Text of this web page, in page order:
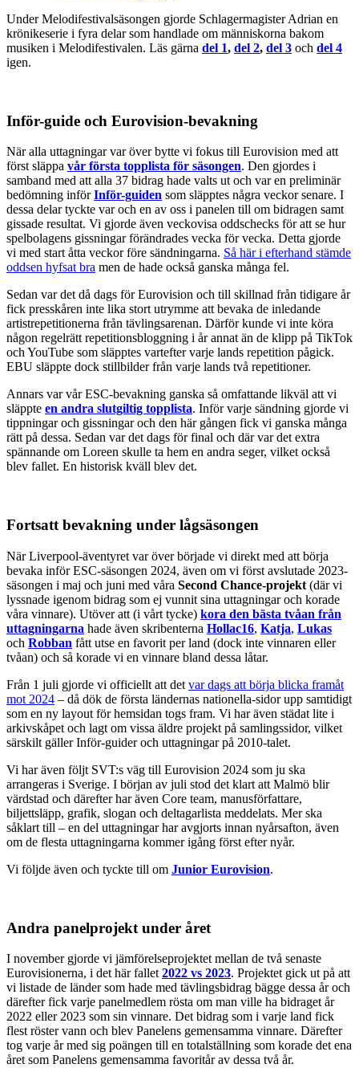
Under Melodifestivalsäsongen gjorde Schlagermagister Adrian en
krönikeserie i fyra delar som handlade om människorna bakom
musiken i Melodifestivalen. Läs gärna del 1, del 2, del 3 och del 4
igen.
Inför-guide och Eurovision-bevakning
När alla uttagningar var över bytte vi fokus till Eurovision med att
först släppa vår första topplista för säsongen. Den gjordes i
samband med att alla 37 bidrag hade valts ut och var en preliminär
bedömning införInför-guiden som släpptes några veckor senare. I
dessa delar tyckte var och en av oss i panelen till om bidragen samt
gissade resultat. Vi gjorde även veckovisa oddschecks för att se hur
spelbolagens gissningar förändrades vecka för vecka. Detta gjorde
vi med start åtta veckor före sändningarna. Så här i efterhand stämde
oddsen hyfsat bra men de hade också ganska många fel.
Sedan var det då dags för Eurovision och till skillnad från tidigare år
fick presskåren inte lika stort utrymme att bevaka de inledande
artistrepetitionerna från tävlingsarenan. Därför kunde vi inte köra
någon regelrätt repetitionsbloggning i år annat än de klipp på TikTok
och YouTube som släpptes vartefter varje lands repetition pågick.
EBU släppte dock stillbilder från varje lands två repetitioner.
Annars var vår ESC-bevakning ganska så omfattande likväl att vi
släppte en andra slutgiltig topplista. Inför varje sändning gjorde vi
tippningar och gissningar och den här gången fick vi ganska många
rätt på dessa. Sedan var det dags för final och där var det extra
spännande om Loreen skulle ta hem en andra seger, vilket också
blev fallet. En historisk kväll blev det.
Fortsatt bevakning under lågsäsongen
När Liverpool-äventyret var över började vi direkt med att börja
bevaka inför ESC-säsongen 2024, även om vi först avslutade 2023-
säsongen i maj och juni med våra Second Chance-projekt (där vi
lyssnade igenom bidrag som ej vunnit sina uttagningar och korade
våra vinnare). Utöver att (i vårt tycke) kora den bästa tvåan från
uttagningarna hade även skribenterna Hollac16, Katja, Lukas
och Robban fått utse en favorit per land (dock inte vinnaren eller
tvåan) och så korade vi en vinnare bland dessa låtar.
Från 1 juli gjorde vi officiellt att det var dags att börja blicka framåt
mot 2024 – då dök de första ländernas nationella-sidor upp samtidigt
som en ny layout för hemsidan togs fram. Vi har även städat lite i
arkivskåpet och lagt om vissa äldre projekt på samlingssidor, vilket
särskilt gäller Inför-guider och uttagningar på 2010-talet.
Vi har även följt SVT:s väg till Eurovision 2024 som ju ska
arrangeras i Sverige. I början av juli stod det klart att Malmö blir
värdstad och därefter har även Core team, manusförfattare,
biljettsläpp, grafik, slogan och deltagarlista meddelats. Mer ska
såklart till – en del uttagningar har avgjorts innan nyårsafton, även
om de flesta uttagningarna kommer igång först efter nyår.
Vi följde även och tyckte till om Junior Eurovision.
Andra panelprojekt under året
I november gjorde vi jämförelseprojektet mellan de två senaste
Eurovisionerna, i det här fallet 2022 vs 2023. Projektet gick ut på att
vi listade de länder som hade med tävlingsbidrag bägge dessa år och
därefter fick varje panelmedlem rösta om man ville ha bidraget år
2022 eller 2023 som sin vinnare. Det bidrag som i varje land fick
flest röster vann och blev Panelens gemensamma vinnare. Därefter
tog varje år med sig poängen till en totalställning som korade det ena
året som Panelens gemensamma favoritår av dessa två år.